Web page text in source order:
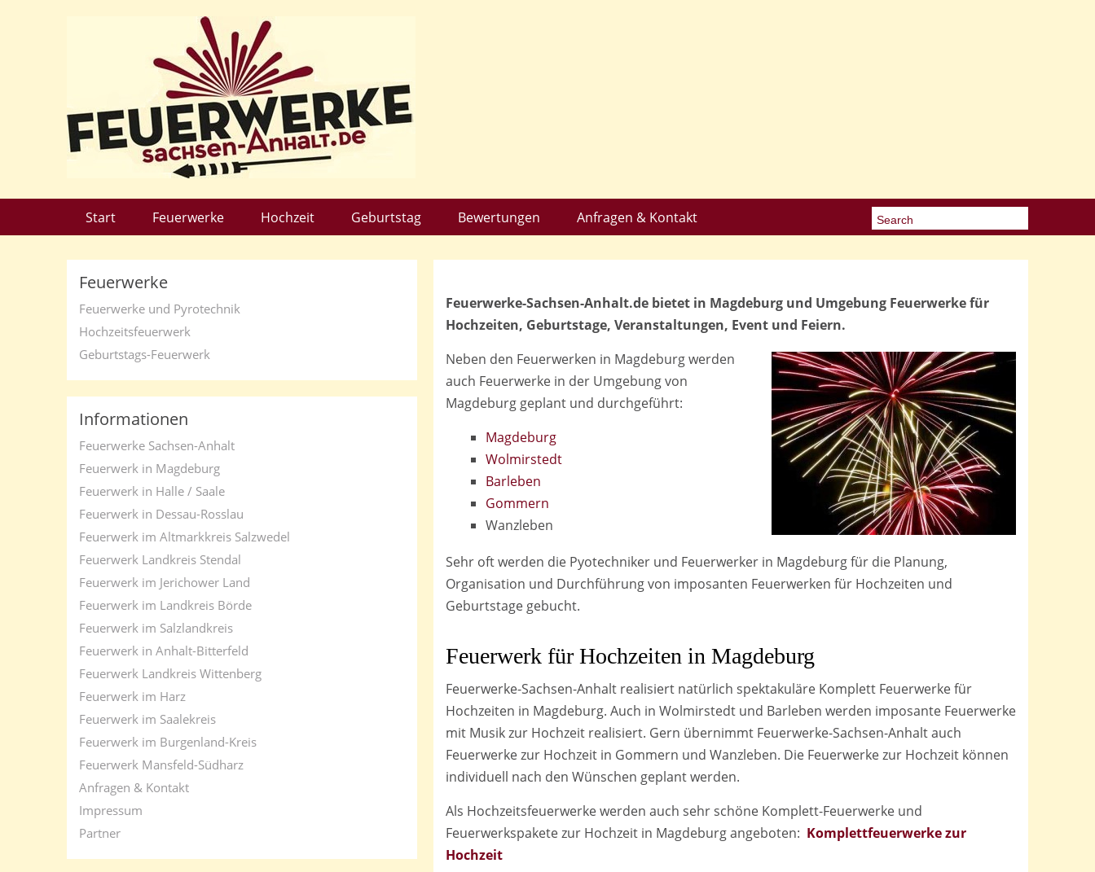
Start Feuerwerke Hochzeit Geburtstag Bewertungen Anfragen & Kontakt
Feuerwerke
Feuerwerke und Pyrotechnik
Hochzeitsfeuerwerk
Geburtstags-Feuerwerk
Informationen
Feuerwerke Sachsen-Anhalt
Feuerwerk in Magdeburg
Feuerwerk in Halle / Saale
Feuerwerk in Dessau-Rosslau
Feuerwerk im Altmarkkreis Salzwedel
Feuerwerk Landkreis Stendal
Feuerwerk im Jerichower Land
Feuerwerk im Landkreis Börde
Feuerwerk im Salzlandkreis
Feuerwerk in Anhalt-Bitterfeld
Feuerwerk Landkreis Wittenberg
Feuerwerk im Harz
Feuerwerk im Saalekreis
Feuerwerk im Burgenland-Kreis
Feuerwerk Mansfeld-Südharz
Anfragen & Kontakt
Impressum
Partner
Feuerwerke-Sachsen-Anhalt.de bietet in Magdeburg und Umgebung Feuerwerke für
Hochzeiten, Geburtstage, Veranstaltungen, Event und Feiern.
Neben den Feuerwerken in Magdeburg werden
auch Feuerwerke in der Umgebung von
Magdeburg geplant und durchgeführt:
Magdeburg
Wolmirstedt
Barleben
Gommern
Wanzleben
Sehr oft werden die Pyotechniker und Feuerwerker in Magdeburg für die Planung,
Organisation und Durchführung von imposanten Feuerwerken für Hochzeiten und
Geburtstage gebucht.
Feuerwerk für Hochzeiten in Magdeburg
Feuerwerke-Sachsen-Anhalt realisiert natürlich spektakuläre Komplett Feuerwerke für
Hochzeiten in Magdeburg. Auch in Wolmirstedt und Barleben werden imposante Feuerwerke
mit Musik zur Hochzeit realisiert. Gern übernimmt Feuerwerke-Sachsen-Anhalt auch
Feuerwerke zur Hochzeit in Gommern und Wanzleben. Die Feuerwerke zur Hochzeit können
individuell nach den Wünschen geplant werden.
Als Hochzeitsfeuerwerke werden auch sehr schöne Komplett-Feuerwerke und
Feuerwerkspakete zur Hochzeit in Magdeburg angeboten: Komplettfeuerwerke zur
Hochzeit